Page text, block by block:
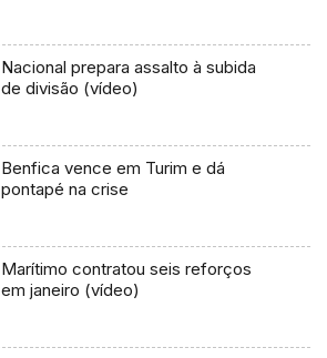
Nacional prepara assalto à subida
de divisão (vídeo)
Benfica vence em Turim e dá
pontapé na crise
Marítimo contratou seis reforços
em janeiro (vídeo)